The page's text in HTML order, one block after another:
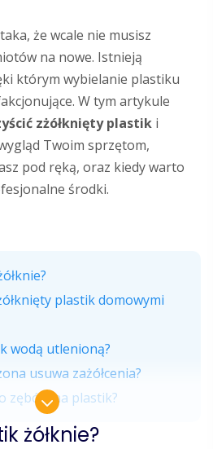
że wcale nie musisz
na nowe. Istnieją
którym wybielanie plastiku
W tym artykule
zżółknięty plastik i
Twoim sprzętom,
pod ręką, oraz kiedy warto
środki.
plastik domowymi
wodą utlenioną?
usuwa zażółcenia?
zębów na plastik?
żółknie?